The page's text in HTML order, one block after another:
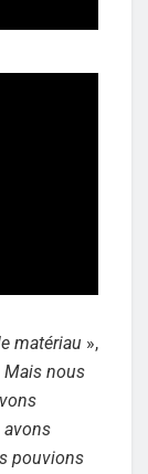
matériau »,
Mais nous
avons
pouvions